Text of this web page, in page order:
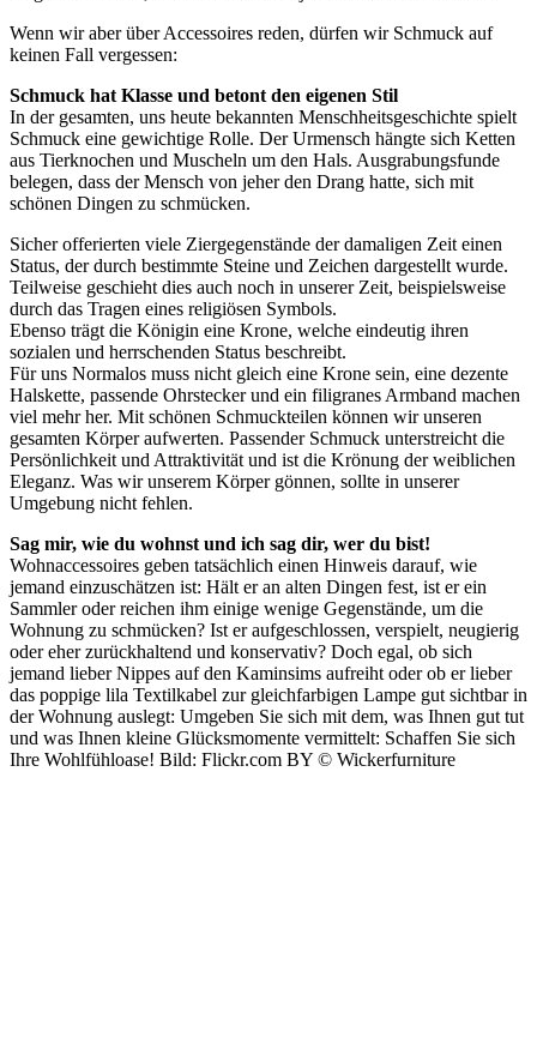
Wenn wir aber über Accessoires reden, dürfen wir Schmuck auf
keinen Fall vergessen:
Schmuck hat Klasse und betont den eigenen Stil
In der gesamten, uns heute bekannten Menschheitsgeschichte spielt
Schmuck eine gewichtige Rolle. Der Urmensch hängte sich Ketten
aus Tierknochen und Muscheln um den Hals. Ausgrabungsfunde
belegen, dass der Mensch von jeher den Drang hatte, sich mit
schönen Dingen zu schmücken.
Sicher offerierten viele Ziergegenstände der damaligen Zeit einen
Status, der durch bestimmte Steine und Zeichen dargestellt wurde.
Teilweise geschieht dies auch noch in unserer Zeit, beispielsweise
durch das Tragen eines religiösen Symbols.
Ebenso trägt die Königin eine Krone, welche eindeutig ihren
sozialen und herrschenden Status beschreibt.
Für uns Normalos muss nicht gleich eine Krone sein, eine dezente
Halskette, passende Ohrstecker und ein filigranes Armband machen
viel mehr her. Mit schönen Schmuckteilen können wir unseren
gesamten Körper aufwerten. Passender Schmuck unterstreicht die
Persönlichkeit und Attraktivität und ist die Krönung der weiblichen
Eleganz. Was wir unserem Körper gönnen, sollte in unserer
Umgebung nicht fehlen.
Sag mir, wie du wohnst und ich sag dir, wer du bist!
Wohnaccessoires geben tatsächlich einen Hinweis darauf, wie
jemand einzuschätzen ist: Hält er an alten Dingen fest, ist er ein
Sammler oder reichen ihm einige wenige Gegenstände, um die
Wohnung zu schmücken? Ist er aufgeschlossen, verspielt, neugierig
oder eher zurückhaltend und konservativ? Doch egal, ob sich
jemand lieber Nippes auf den Kaminsims aufreiht oder ob er lieber
das poppige lila Textilkabel zur gleichfarbigen Lampe gut sichtbar in
der Wohnung auslegt: Umgeben Sie sich mit dem, was Ihnen gut tut
und was Ihnen kleine Glücksmomente vermittelt: Schaffen Sie sich
Ihre Wohlfühloase! Bild: Flickr.com BY © Wickerfurniture